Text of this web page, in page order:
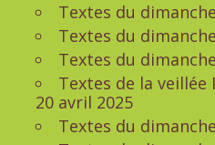
Textes du
Textes du
Textes du
Textes de la veillée
20 avril 2025
Textes du